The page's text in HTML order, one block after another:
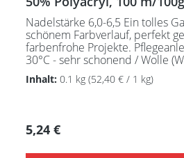
Nadelstärke 6,0-6,5 Ein tolles Garn in 9 Farben mit
schönem Farbverlauf, perfekt
farbenfrohe Projekte. Pflegeanleitung: Waschbar bei
30°C - sehr schonend / Wolle
Inhalt: 0.1 kg (52,40 € / 1 kg)
Regulärer Preis:
5,24 €